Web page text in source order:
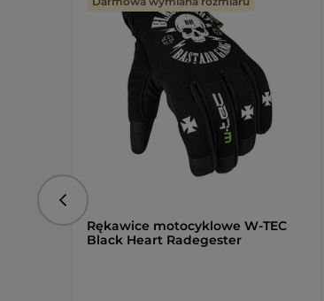
Rękawice motocyklowe W-TEC
Black Heart Radegester
Poprzedni